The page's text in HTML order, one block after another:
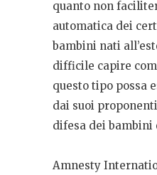
quanto non
automatica dei
bambini nati
difficile capire
questo tipo possa
dai suoi
difesa dei bambini
Amnesty